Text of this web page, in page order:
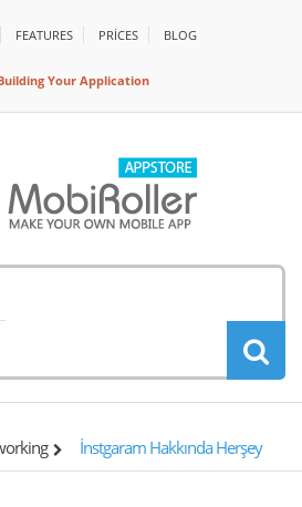
FEATURES PRİCES BLOG
Your Application
İnstgaram Hakkında Herşey